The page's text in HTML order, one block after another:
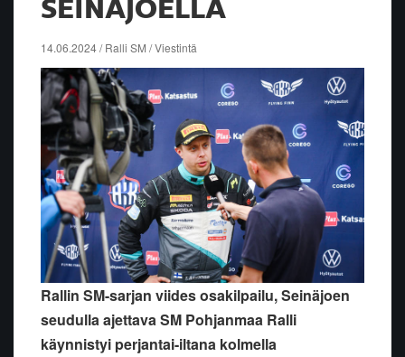
SEINÄJOELLA
14.06.2024 / Ralli SM / Viestintä
Rallin SM-sarjan viides osakilpailu, Seinäjoen
seudulla ajettava SM Pohjanmaa Ralli
käynnistyi perjantai-iltana kolmella